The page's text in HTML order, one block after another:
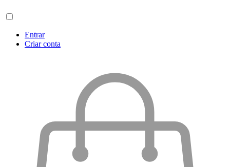
Entrar
Criar conta